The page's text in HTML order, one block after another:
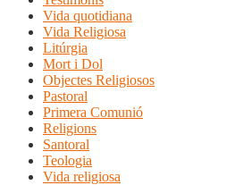
Vida quotidiana
Vida Religiosa
Litúrgia
Mort i Dol
Objectes Religiosos
Pastoral
Primera Comunió
Religions
Santoral
Teologia
Vida religiosa